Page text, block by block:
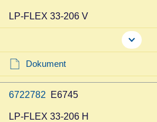
LP-FLEX 33-206 V
Dokument
6722782 E6745
LP-FLEX 33-206 H